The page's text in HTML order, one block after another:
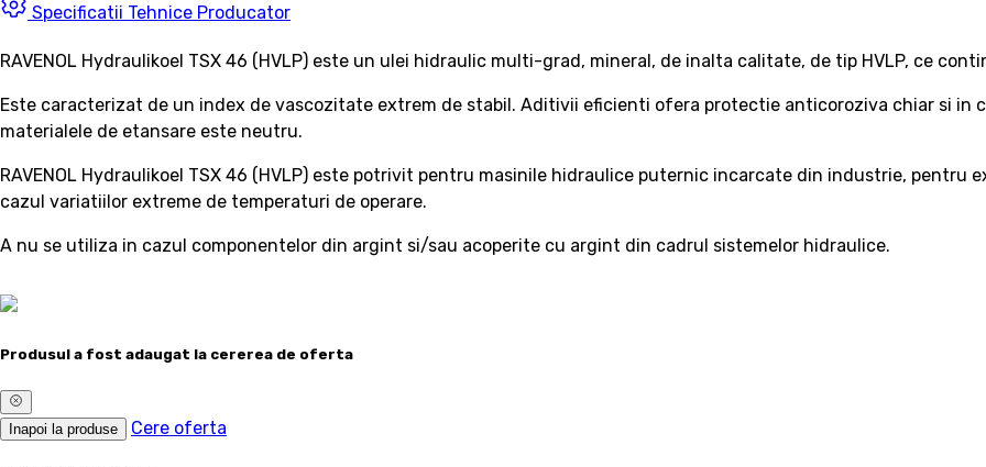
Specificatii Tehnice Producator
RAVENOL Hydraulikoel TSX 46 (HVLP) este un ulei hidraulic multi-grad, mineral, de inalta calitate, de tip HVLP, ce
Este caracterizat de un index de vascozitate extrem de stabil. Aditivii eficienti ofera protectie anticoroziva chiar si in
materialele de etansare este neutru.
RAVENOL Hydraulikoel TSX 46 (HVLP) este potrivit pentru masinile hidraulice puternic incarcate din industrie,
cazul variatiilor extreme de temperaturi de operare.
A nu se utiliza in cazul componentelor din argint si/sau acoperite cu argint din cadrul sistemelor hidraulice.
Produsul a fost adaugat la cererea de oferta
Inapoi la produse Cere oferta